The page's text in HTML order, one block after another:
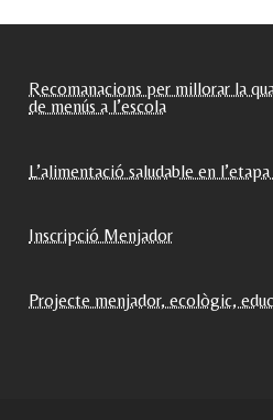
Recomanacions per millorar la
de menús a l’escola
L’alimentació saludable en
Inscripció Menjador
Projecte menjador, ecològic,